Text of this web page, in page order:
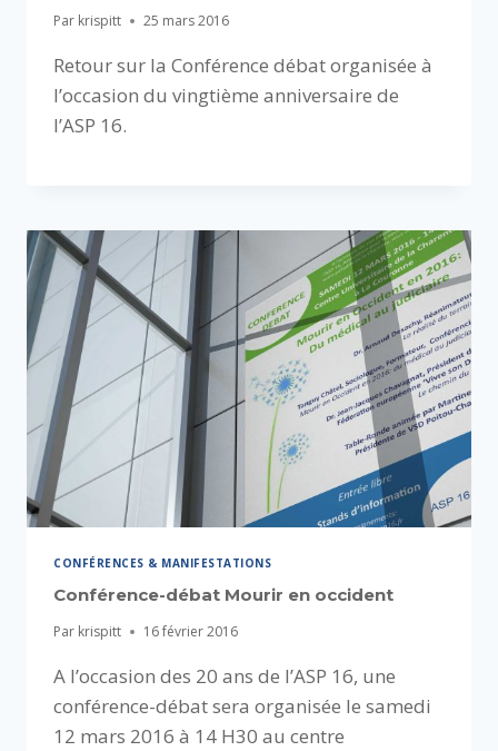
Par krispitt 25 mars 2016
Retour sur la Conférence débat organisée à
l’occasion du vingtième anniversaire de
l’ASP 16.
CONFÉRENCES & MANIFESTATIONS
Conférence-débat Mourir en occident
Par krispitt 16 février 2016
A l’occasion des 20 ans de l’ASP 16, une
conférence-débat sera organisée le samedi
12 mars 2016 à 14 H30 au centre